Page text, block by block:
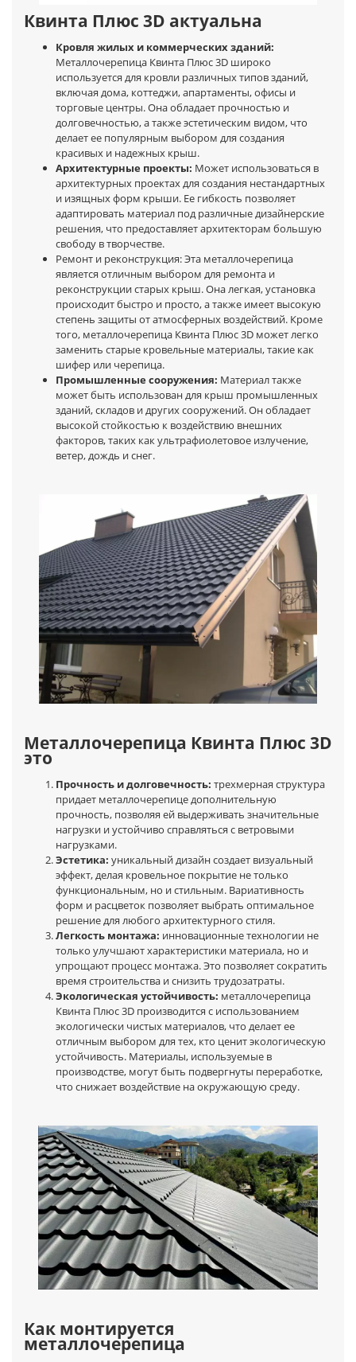
Квинта Плюс 3D актуальна
Кровля жилых и коммерческих зданий:
Металлочерепица Квинта Плюс 3D широко
используется для кровли различных типов зданий,
включая дома, коттеджи, апартаменты, офисы и
торговые центры. Она обладает прочностью и
долговечностью, а также эстетическим видом, что
делает ее популярным выбором для создания
красивых и надежных крыш.
Архитектурные проекты: Может использоваться в
архитектурных проектах для создания нестандартных
и изящных форм крыши. Ее гибкость позволяет
адаптировать материал под различные дизайнерские
решения, что предоставляет архитекторам большую
свободу в творчестве.
Ремонт и реконструкция: Эта металлочерепица
является отличным выбором для ремонта и
реконструкции старых крыш. Она легкая, установка
происходит быстро и просто, а также имеет высокую
степень защиты от атмосферных воздействий. Кроме
того, металлочерепица Квинта Плюс 3D может легко
заменить старые кровельные материалы, такие как
шифер или черепица.
Промышленные сооружения: Материал также
может быть использован для крыш промышленных
зданий, складов и других сооружений. Он обладает
высокой стойкостью к воздействию внешних
факторов, таких как ультрафиолетовое излучение,
ветер, дождь и снег.
Металлочерепица Квинта Плюс 3D
это
Прочность и долговечность: трехмерная структура
придает металлочерепице дополнительную
прочность, позволяя ей выдерживать значительные
нагрузки и устойчиво справляться с ветровыми
нагрузками.
Эстетика: уникальный дизайн создает визуальный
эффект, делая кровельное покрытие не только
функциональным, но и стильным. Вариативность
форм и расцветок позволяет выбрать оптимальное
решение для любого архитектурного стиля.
Легкость монтажа: инновационные технологии не
только улучшают характеристики материала, но и
упрощают процесс монтажа. Это позволяет сократить
время строительства и снизить трудозатраты.
Экологическая устойчивость: металлочерепица
Квинта Плюс 3D производится с использованием
экологически чистых материалов, что делает ее
отличным выбором для тех, кто ценит экологическую
устойчивость. Материалы, используемые в
производстве, могут быть подвергнуты переработке,
что снижает воздействие на окружающую среду.
Как монтируется
металлочерепица